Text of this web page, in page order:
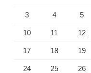
3 4 5
10 11 12
17 18 19
24 25 26